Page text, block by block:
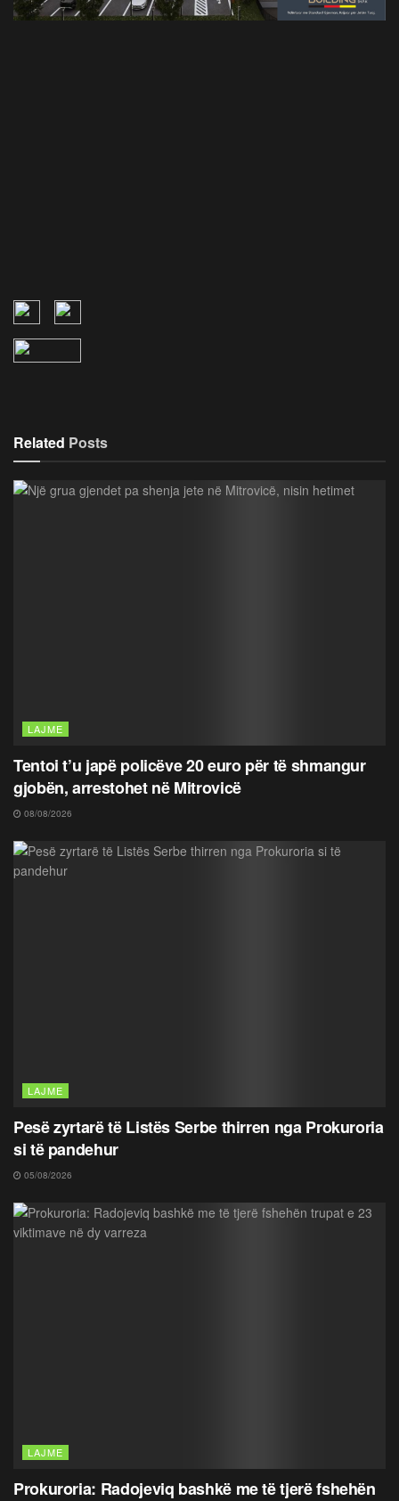
Related Posts
LAJME
Tentoi t’u japë policëve 20 euro për të shmangur
gjobën, arrestohet në Mitrovicë
08/08/2026
LAJME
Pesë zyrtarë të Listës Serbe thirren nga Prokuroria
si të pandehur
05/08/2026
LAJME
Prokuroria: Radojeviq bashkë me të tjerë fshehën